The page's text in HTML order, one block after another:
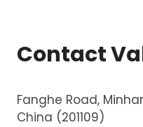
Contact
1088 Fanghe Road,
China (201109)